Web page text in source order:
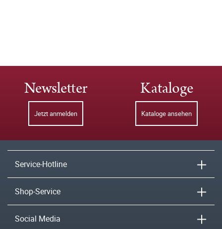
Newsletter
Jetzt anmelden
Kataloge
Kataloge ansehen
Service-Hotline
Shop-Service
Social Media